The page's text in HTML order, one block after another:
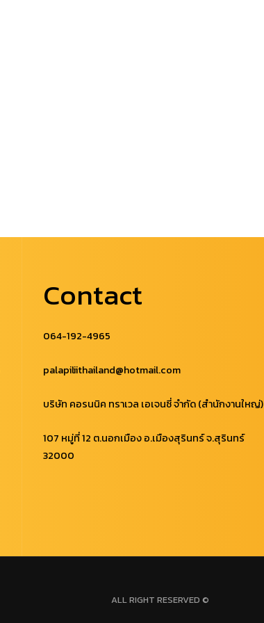
Contact
064-192-4965
palapiliithailand@hotmail.com
บริษัท คอรนนิค ทราเวล เอเจนซี่ จำกัด (สำนักงานใหญ่)
107 หมู่ที่ 12 ต.นอกเมือง อ.เมืองสุรินทร์ จ.สุรินทร์
32000
ALL RIGHT RESERVED ©